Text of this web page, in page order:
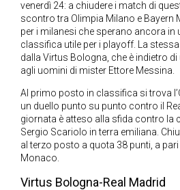
venerdì 24: a chiudere i match di
scontro tra Olimpia Milano e Bayern
per i milanesi che sperano ancora in
classifica utile per i playoff. La
dalla Virtus Bologna, che è indietro
agli uomini di mister Ettore Messina.
Al primo posto in classifica si trova
un duello punto su punto contro il
giornata è atteso alla sfida contro la
Sergio Scariolo in terra emiliana.
al terzo posto a quota 38 punti, a
Monaco.
Virtus Bologna-Real Madrid